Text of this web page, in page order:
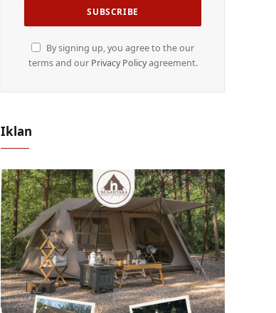
By signing up, you agree to the our
terms and our Privacy Policyagreement.
Iklan